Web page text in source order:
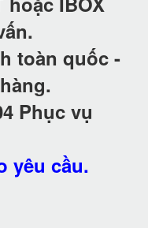
toàn quốc -
Phục vụ
yêu cầu.